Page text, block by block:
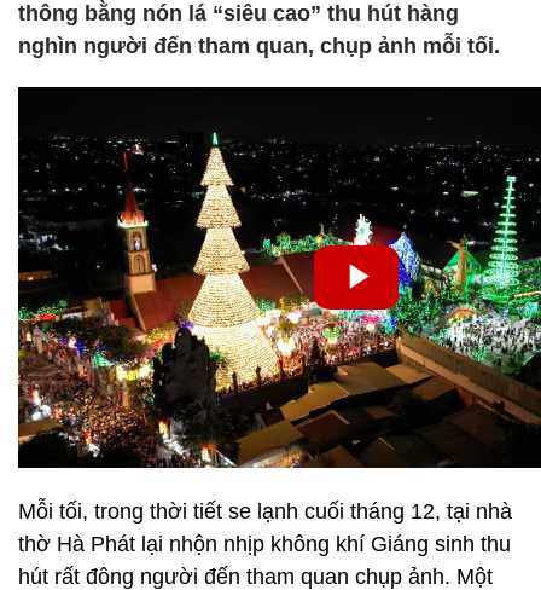
thông bằng nón lá “siêu cao” thu hút hàng
nghìn người đến tham quan, chụp ảnh mỗi tối.
Mỗi tối, trong thời tiết se lạnh cuối tháng 12, tại nhà
thờ Hà Phát lại nhộn nhịp không khí Giáng sinh thu
hút rất đông người đến tham quan chụp ảnh. Một